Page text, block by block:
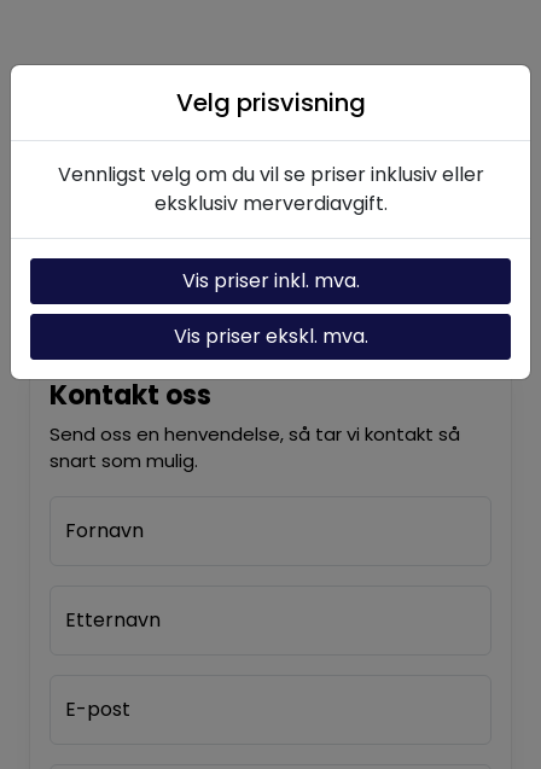
Hydraulikk-kalkulator
Om oss
Nyheter
Kontakt oss
Send oss en henvendelse, så tar vi kontakt så
snart som mulig.
Fornavn
Etternavn
E-post
Velg prisvisning
Vennligst velg om du vil se priser inklusiv eller
eksklusiv merverdiavgift.
Vis priser inkl. mva.
Vis priser ekskl. mva.